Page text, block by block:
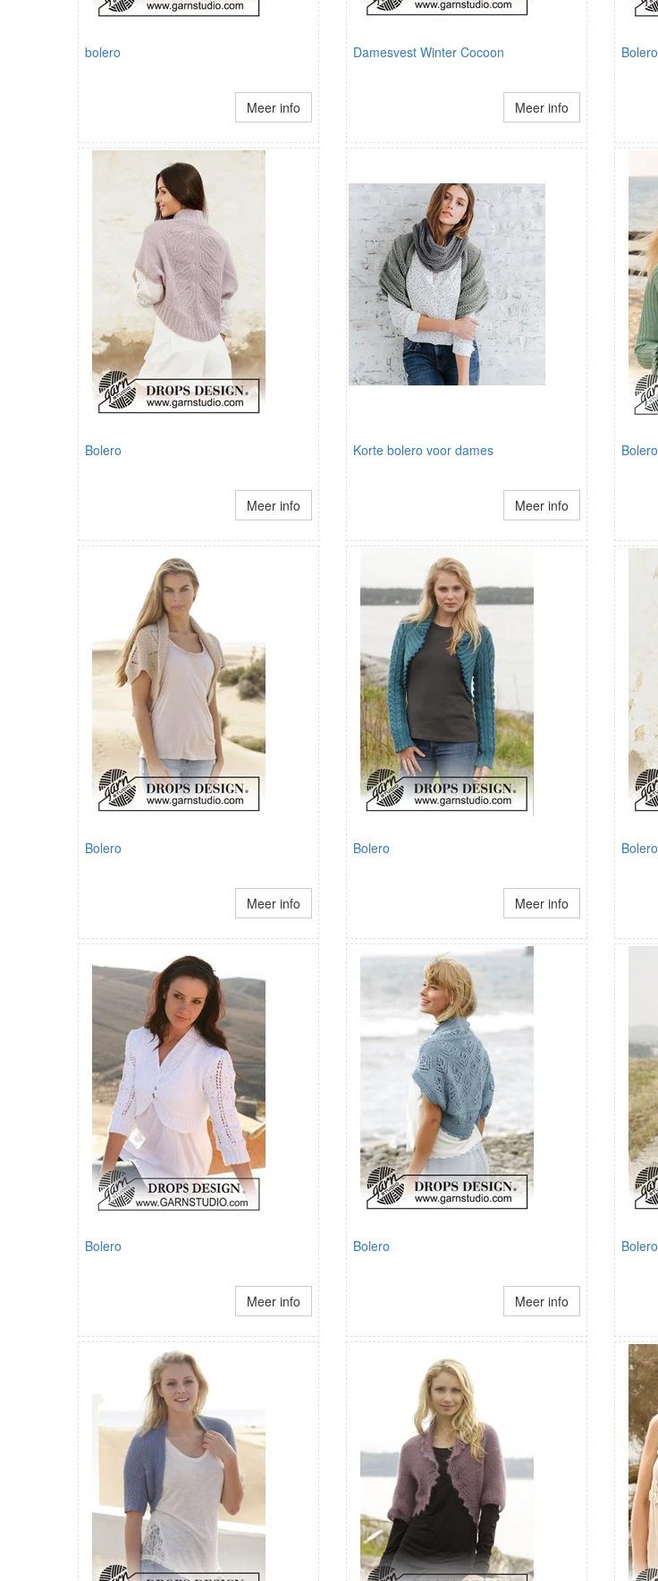
bolero
Meer info
Damesvest Winter Cocoon
Meer info
Bolero
Bolero
Meer info
Korte bolero voor dames
Meer info
Bolero
Bolero
Meer info
Bolero
Meer info
Bolero
Bolero
Meer info
Bolero
Meer info
Bolero